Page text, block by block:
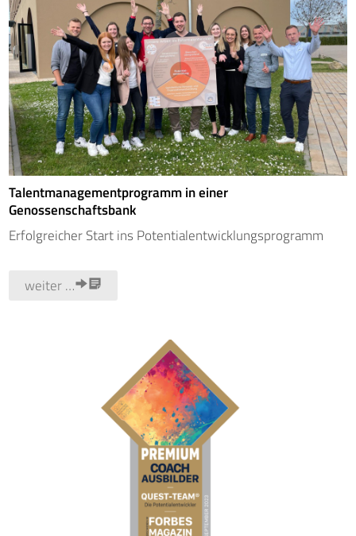
Talentmanagementprogramm in einer
Genossenschaftsbank
Erfolgreicher Start ins Potentialentwicklungsprogramm
weiter …